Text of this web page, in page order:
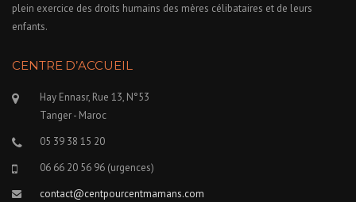
plein exercice des droits humains des mères célibataires et de leurs
enfants.
CENTRE D’ACCUEIL
Hay Ennasr, Rue 13, N°53
Tanger - Maroc
05 39 38 15 20
06 66 20 56 96 (urgences)
contact@centpourcentmamans.com